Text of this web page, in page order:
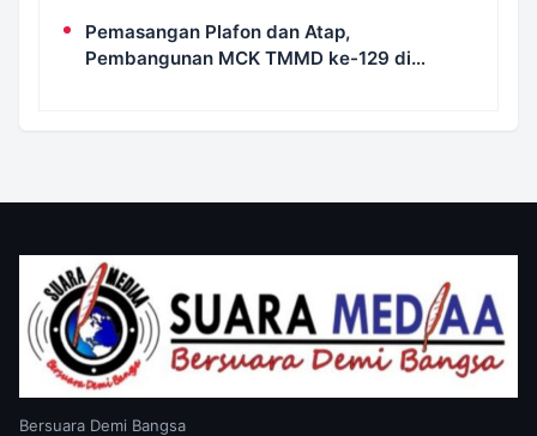
Pemasangan Plafon dan Atap,
Pembangunan MCK TMMD ke-129 di
Bersuara Demi Bangsa